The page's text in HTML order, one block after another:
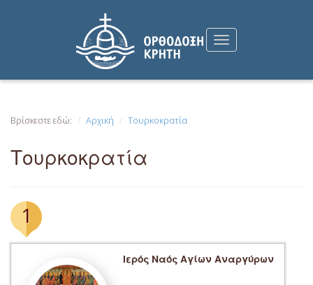
Βρίσκεστε εδώ: Αρχική Τουρκοκρατία
Τουρκοκρατία
1
Ιερός Ναός Αγίων Αναργύρων